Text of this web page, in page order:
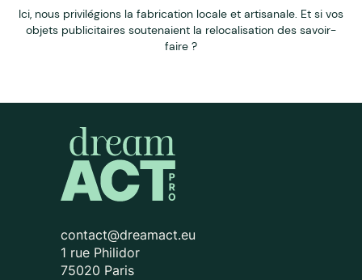
Ici, nous privilégions la fabrication locale et artisanale. Et si vos
objets publicitaires soutenaient la relocalisation des savoir-
faire ?
contact@dreamact.eu
1 rue Philidor
75020 Paris